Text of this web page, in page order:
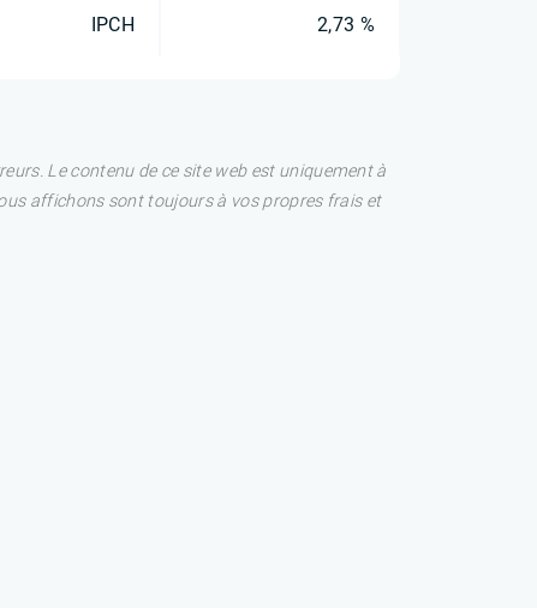
IPCH 2,73 %
Le contenu de ce site web est uniquement à
affichons sont toujours à vos propres frais et